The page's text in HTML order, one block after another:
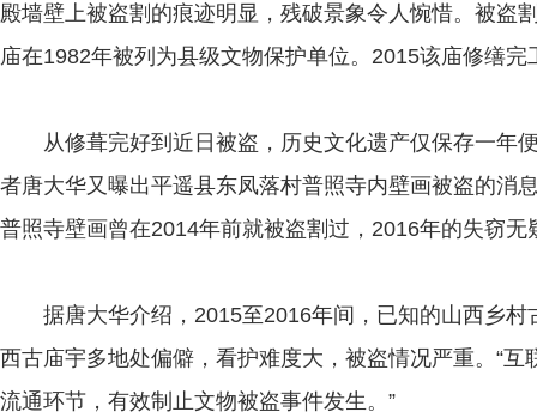
殿墙壁上被盗割的痕迹明显，残破景象令人惋惜。被盗
庙在1982年被列为县级文物保护单位。2015该庙修缮完
从修葺完好到近日被盗，历史文化遗产仅保存一年
者唐大华又曝出平遥县东凤落村普照寺内壁画被盗的消
普照寺壁画曾在2014年前就被盗割过，2016年的失窃无
据唐大华介绍，2015至2016年间，已知的山西乡村
西古庙宇多地处偏僻，看护难度大，被盗情况严重。“
流通环节，有效制止文物被盗事件发生。”